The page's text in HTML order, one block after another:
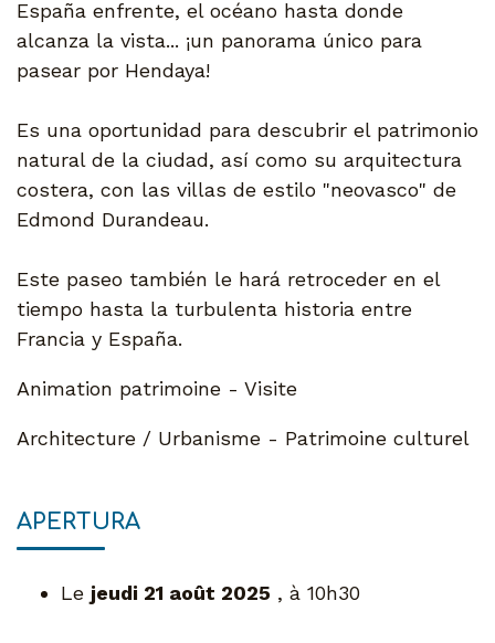
España enfrente, el océano hasta donde
alcanza la vista... ¡un panorama único para
pasear por Hendaya!
Es una oportunidad para descubrir el patrimonio
natural de la ciudad, así como su arquitectura
costera, con las villas de estilo "neovasco" de
Edmond Durandeau.
Este paseo también le hará retroceder en el
tiempo hasta la turbulenta historia entre
Francia y España.
Animation patrimoine - Visite
Architecture / Urbanisme - Patrimoine culturel
APERTURA
Le jeudi 21 août 2025 , à 10h30